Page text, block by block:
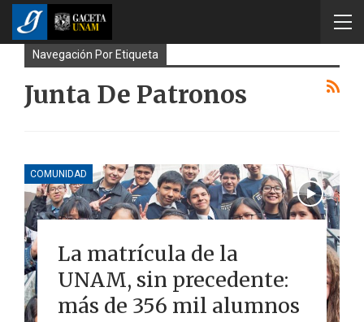
Navegación Por Etiqueta
Junta De Patronos
COMUNIDAD
La matrícula de la
UNAM, sin precedente:
más de 356 mil alumnos